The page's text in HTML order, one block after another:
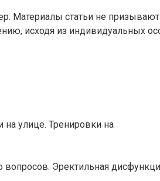
Материалы статьи не
исходя из индивидуальных
на улице. Тренировки на
Эректильная